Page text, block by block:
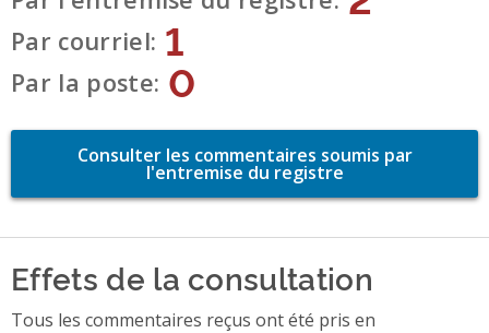
Par courriel 1
Par la poste 0
Consulter les commentaires soumis par
l'entremise du registre
Effets de la consultation
Tous les commentaires reçus ont été pris en